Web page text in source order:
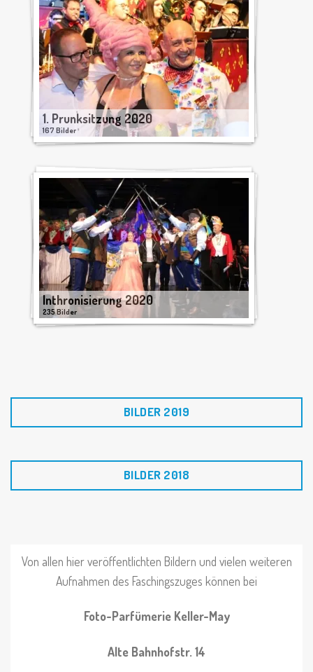
1. Prunksitzung 2020
167 Bilder
Inthronisierung 2020
235 Bilder
BILDER 2019
BILDER 2018
Von allen hier veröffentlichten Bildern und vielen weiteren
Aufnahmen des Faschingszuges können bei
Foto-Parfümerie Keller-May
Alte Bahnhofstr. 14